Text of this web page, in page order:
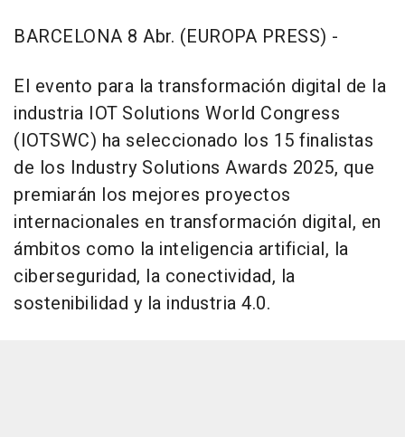
BARCELONA 8 Abr. (EUROPA PRESS) -
El evento para la transformación digital de la
industria IOT Solutions World Congress
(IOTSWC) ha seleccionado los 15 finalistas
de los Industry Solutions Awards 2025, que
premiarán los mejores proyectos
internacionales en transformación digital, en
ámbitos como la inteligencia artificial, la
ciberseguridad, la conectividad, la
sostenibilidad y la industria 4.0.